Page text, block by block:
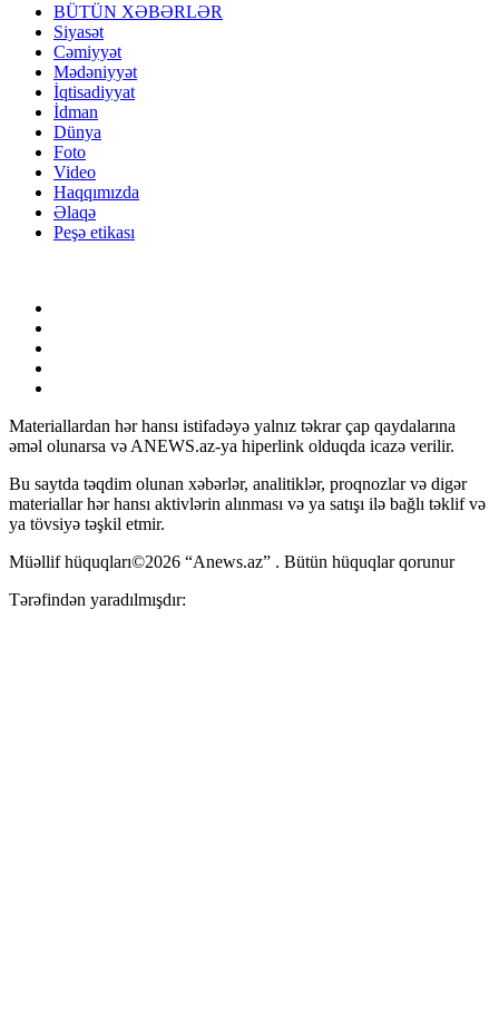
BÜTÜN XƏBƏRLƏR
Siyasət
Cəmiyyət
Mədəniyyət
İqtisadiyyat
İdman
Dünya
Foto
Video
Haqqımızda
Əlaqə
Peşə etikası
Materiallardan hər hansı istifadəyə yalnız təkrar çap qaydalarına
əməl olunarsa və ANEWS.az-ya hiperlink olduqda icazə verilir.
Bu saytda təqdim olunan xəbərlər, analitiklər, proqnozlar və digər
materiallar hər hansı aktivlərin alınması və ya satışı ilə bağlı təklif və
ya tövsiyə təşkil etmir.
Müəllif hüquqları©2026 “Anews.az” . Bütün hüquqlar qorunur
Tərəfindən yaradılmışdır: